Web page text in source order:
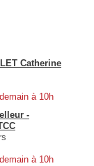
Catherine
à 10h
-
à 10h